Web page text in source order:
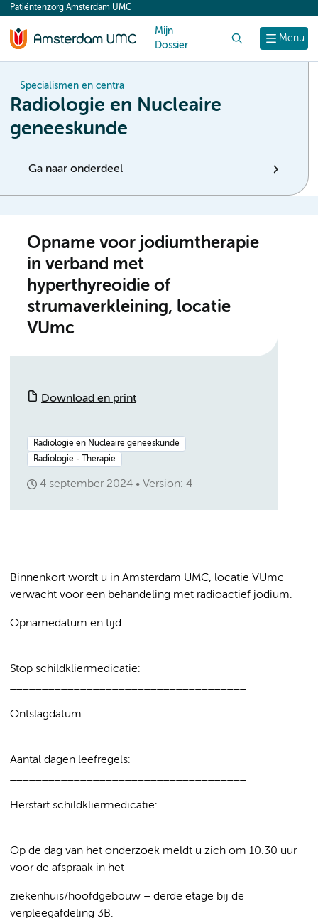
content
Menu
Patiëntenzorg Amsterdam UMC
Mijn
Dossier
Specialismen en centra
Radiologie en Nucleaire
geneeskunde
Ga naar onderdeel
Opname voor jodiumtherapie
in verband met
hyperthyreoidie of
strumaverkleining, locatie
VUmc
Download en print
Radiologie en Nucleaire geneeskunde
Radiologie - Therapie
4 september 2024 Version: 4
Binnenkort wordt u in Amsterdam UMC, locatie VUmc
verwacht voor een behandeling met radioactief jodium.
Opnamedatum en tijd:
Stop schildkliermedicatie:
Ontslagdatum:
Aantal dagen leefregels:
Herstart schildkliermedicatie:
Op de dag van het onderzoek meldt u zich om 10.30 uur
voor de afspraak in het
ziekenhuis/hoofdgebouw – derde etage bij de
verpleegafdeling 3B.